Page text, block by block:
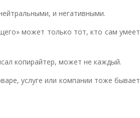
и негативными.
может только тот, кто сам умеет
копирайтер, может не каждый.
услуге или компании тоже бывает